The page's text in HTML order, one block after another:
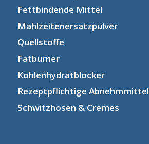
Fettbindende Mittel
Mahlzeitenersatzpulver
Quellstoffe
Fatburner
Kohlenhydratblocker
Rezeptpflichtige Abnehmmittel
Schwitzhosen & Cremes